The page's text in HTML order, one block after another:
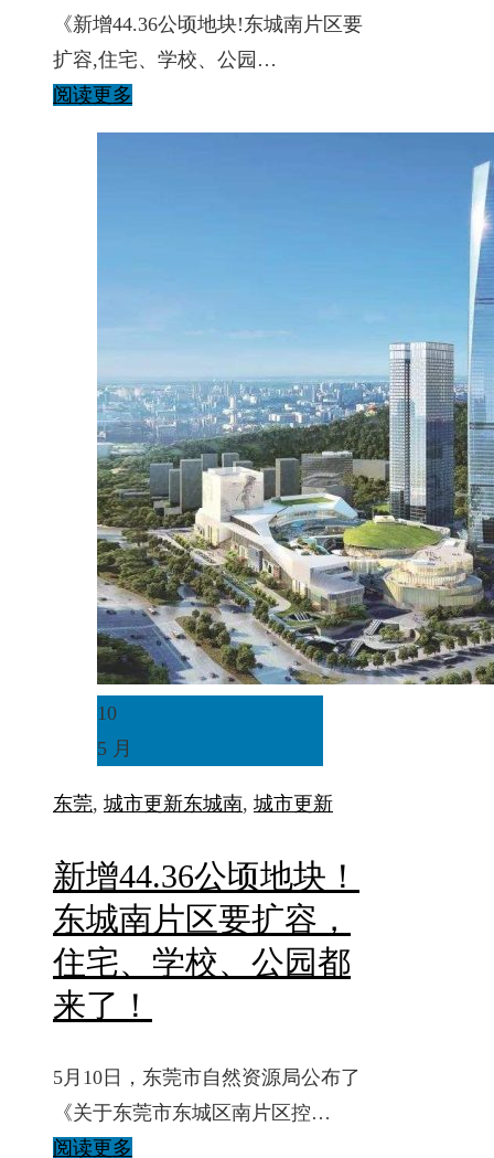
《新增44.36公顷地块!东城南片区要
扩容,住宅、学校、公园…
阅读更多
10
5 月
东莞, 城市更新东城南, 城市更新
新增44.36公顷地块！
东城南片区要扩容，
住宅、学校、公园都
来了！
5月10日，东莞市自然资源局公布了
《关于东莞市东城区南片区控…
阅读更多